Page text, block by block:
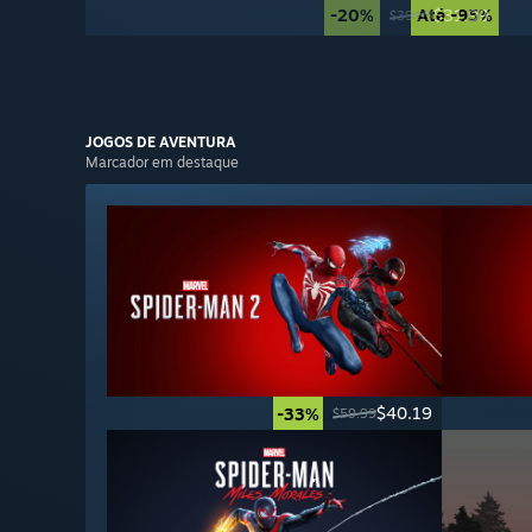
Até -95%
-20% $39.99$31.99
JOGOS DE AVENTURA
Marcador em destaque
-33% $59.99$40.19